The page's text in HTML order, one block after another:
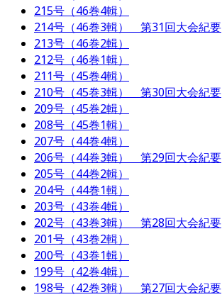
215号（46巻4輯）
214号（46巻3輯） 第31回大会紀要
213号（46巻2輯）
212号（46巻1輯）
211号（45巻4輯）
210号（45巻3輯） 第30回大会紀要
209号（45巻2輯）
208号（45巻1輯）
207号（44巻4輯）
206号（44巻3輯） 第29回大会紀要
205号（44巻2輯）
204号（44巻1輯）
203号（43巻4輯）
202号（43巻3輯） 第28回大会紀要
201号（43巻2輯）
200号（43巻1輯）
199号（42巻4輯）
198号（42巻3輯） 第27回大会紀要